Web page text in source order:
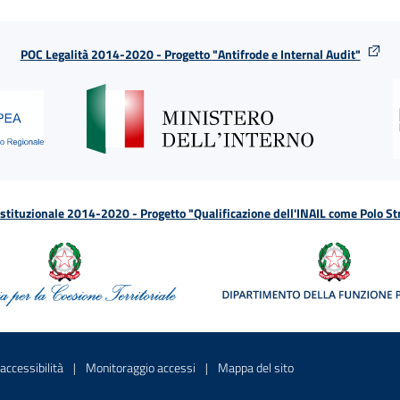
POC Legalità 2014-2020 - Progetto "Antifrode e Internal Audit"
2014-2020 - Progetto "Qualificazione dell'INAIL come Polo
una nuova finestraSito interno - Apre in una nuova finestra
Monitoraggio accessi Sito interno - Apre in una nuova
Mappa del sitoSito interno - Apre